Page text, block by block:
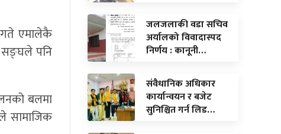
गते एमालेकै
सङ्घले पनि
बलमा
सामाजिक
जलजलाकी वडा सचिव
अर्यालको विवादास्पद
निर्णय : कानूनी…
संवैधानिक अधिकार
कार्यान्वयन र बजेट
सुनिश्चित गर्न लिड…